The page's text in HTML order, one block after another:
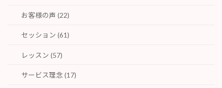
お客様の声 (22)
セッション (61)
レッスン (57)
サービス理念 (17)